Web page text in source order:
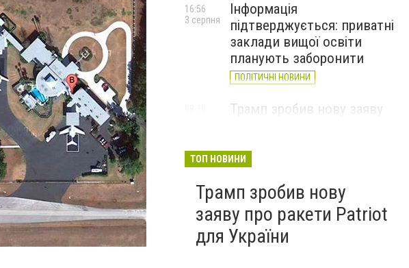
Інформація
підтверджується: приватні
заклади вищої освіти
планують заборонити
ПОЛІТИЧНІ НОВИНИ
16:56
3 серпня
Трамп зробив нову заяву
ТОП НОВИНИ
Трамп зробив нову
заяву про ракети Patriot
для України